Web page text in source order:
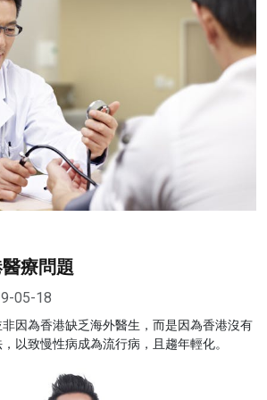
療問題
05-18
因為香港缺乏海外醫生，而是因為香港沒有
以致慢性病成為流行病，且趨年輕化。